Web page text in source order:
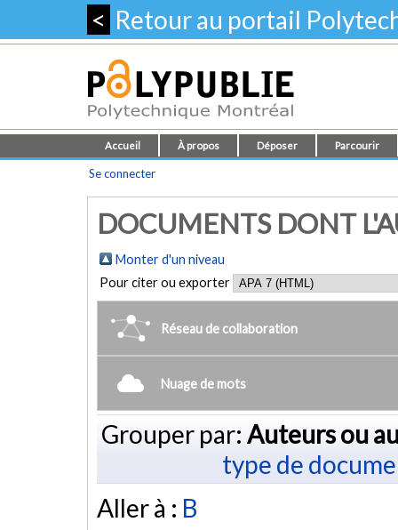
< Retour au portail
Accueil À propos Déposer Parcourir
Se connecter
DOCUMENTS DONT
Monter d'un niveau
Pour citer ou exporter
Réseau de collaboration
Nuage de mots
Grouper par: Auteurs ou
type de
Aller à : B